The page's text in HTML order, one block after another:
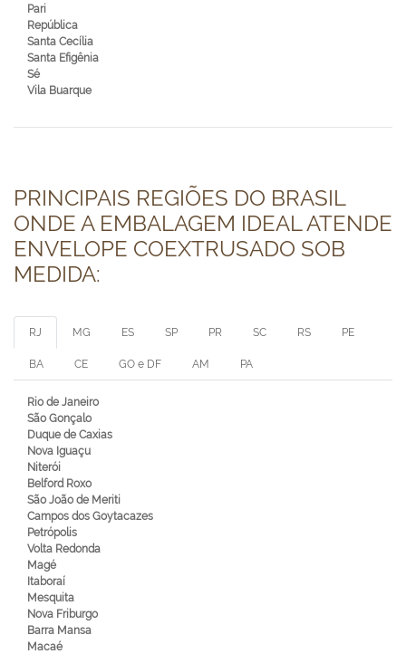
Pari
República
Santa Cecília
Santa Efigênia
Sé
Vila Buarque
PRINCIPAIS REGIÕES DO BRASIL
ONDE A EMBALAGEM IDEAL ATENDE
ENVELOPE COEXTRUSADO SOB
MEDIDA:
RJ MG ES SP PR SC RS PE
BA CE GO e DF AM PA
Rio de Janeiro
São Gonçalo
Duque de Caxias
Nova Iguaçu
Niterói
Belford Roxo
São João de Meriti
Campos dos Goytacazes
Petrópolis
Volta Redonda
Magé
Itaboraí
Mesquita
Nova Friburgo
Barra Mansa
Macaé